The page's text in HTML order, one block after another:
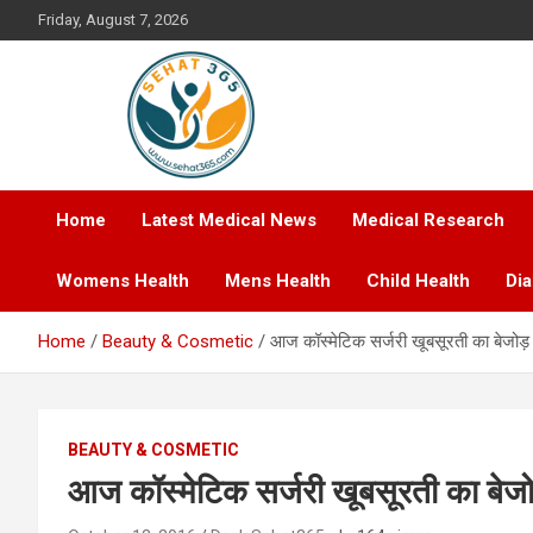
to
Friday, August 7, 2026
Sehat365
Your's Complete Health Guide
Home
Latest Medical News Medical Research
Womens Health Mens Health Child Health
Home Beauty & Cosmetic आज कॉस्मेटिक सर्जरी खूबसूरती का बेजोड़
BEAUTY & COSMETIC
आज कॉस्मेटिक सर्जरी खूबसूरती का